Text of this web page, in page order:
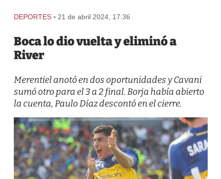
DEPORTES - 21 de abril 2024, 17:36
Boca lo dio vuelta y eliminó a
River
Merentiel anotó en dos oportunidades y Cavani
sumó otro para el 3 a 2 final. Borja había abierto
la cuenta, Paulo Díaz descontó en el cierre.